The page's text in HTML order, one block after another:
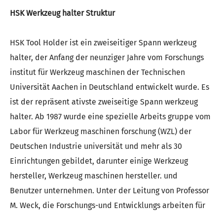
HSK Werkzeug halter Struktur
HSK Tool Holder ist ein zweiseitiger Spann werkzeug
halter, der Anfang der neunziger Jahre vom Forschungs
institut für Werkzeug maschinen der Technischen
Universität Aachen in Deutschland entwickelt wurde. Es
ist der repräsent ativste zweiseitige Spann werkzeug
halter. Ab 1987 wurde eine spezielle Arbeits gruppe vom
Labor für Werkzeug maschinen forschung (WZL) der
Deutschen Industrie universität und mehr als 30
Einrichtungen gebildet, darunter einige Werkzeug
hersteller, Werkzeug maschinen hersteller. und
Benutzer unternehmen. Unter der Leitung von Professor
M. Weck, die Forschungs-und Entwicklungs arbeiten für